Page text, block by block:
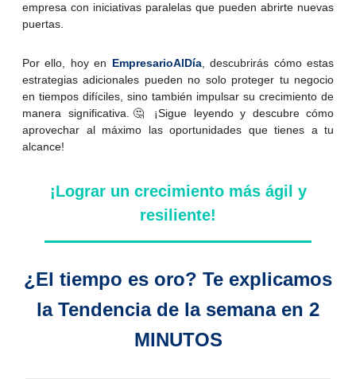
empresa con iniciativas paralelas que pueden abrirte nuevas
puertas.
Por ello, hoy en EmpresarioAlDía, descubrirás cómo estas
estrategias adicionales pueden no solo proteger tu negocio
en tiempos difíciles, sino también impulsar su crecimiento de
manera significativa.🤔 ¡Sigue leyendo y descubre cómo
aprovechar al máximo las oportunidades que tienes a tu
alcance!
¡Lograr un crecimiento más ágil y
resiliente!
¿El tiempo es oro? Te explicamos
la Tendencia de la semana en 2
MINUTOS